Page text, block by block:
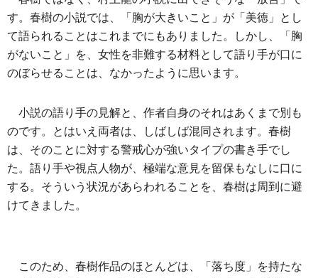
す。春樹の小説では、「胸が大きいこと」が「美徳」とし
て語られることはこれまでにもありました。しかし、「胸
がないこと」を、女性を非難する材料として語り手が口に
のぼらせることは、なかったように思います。
小説の語り手の見解と、作者自身のそれはあくまで別も
のです。とはいえ両者は、しばしば混同されます。春樹
は、そのことに対する警戒心が強いタイプの書き手でし
た。語り手や視点人物が、極端な意見を留保もなしに口に
する。そういう状況があらわれることを、春樹は周到に避
けてきました。
このため、春樹作品のほとんどは、「落ち度」を持たな